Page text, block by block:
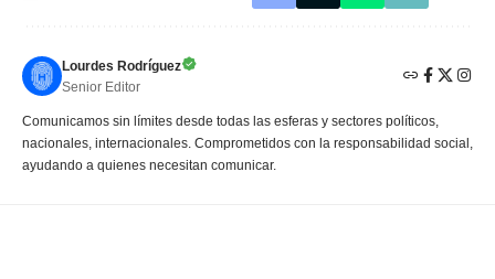
Lourdes Rodríguez
Senior Editor
Comunicamos sin límites desde todas las esferas y sectores políticos,
nacionales, internacionales. Comprometidos con la responsabilidad social,
ayudando a quienes necesitan comunicar.